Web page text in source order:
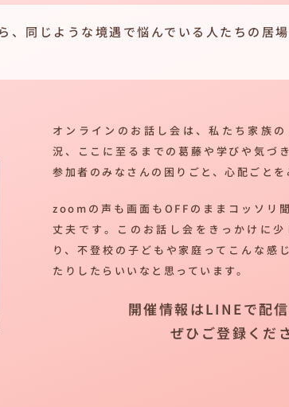
、同じような境遇で悩んでいる人たちの居
オンラインのお話し会は、私たち家族
況、ここに至るまでの葛藤や学びや気づ
参加者のみなさんの困りごと、心配ごとを
zoomの声も画面もOFFのままコッソリ
丈夫です。このお話し会をきっかけに
り、不登校の子どもや家庭ってこんな感
たりしたらいいなと思っています。
開催情報はLINEで配
ぜひご登録くだ